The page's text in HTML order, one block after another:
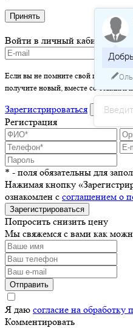
Принять
Войти в личный кабинет
Если вы не помните свой пароль -
получите новый, вместе со ссылкой
Зарегистрироваться войти
Регистрация
* - поля обязательны для
Нажимая кнопку
ознакомлен с соглашением о
Зарегистрироваться
Попросить снизить цену
Мы свяжемся с вами как
Отправить
Я даю согласие на
Комментировать